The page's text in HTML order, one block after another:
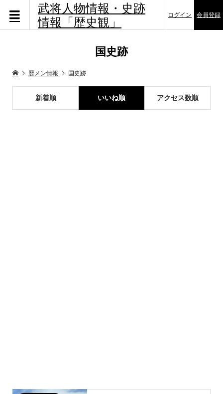
武将人物情報・史跡
情報「歴史観」
ログイン 会員登録
国史跡
歴メン情報 国史跡
新着順 いいね順 アクセス数順